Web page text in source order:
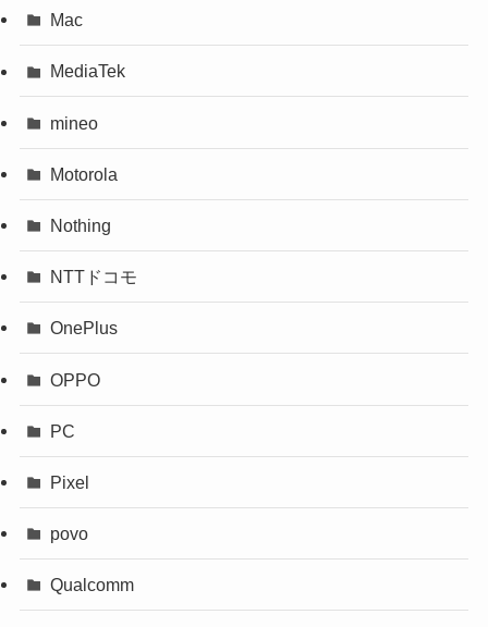
Mac
MediaTek
mineo
Motorola
Nothing
NTTドコモ
OnePlus
OPPO
PC
Pixel
povo
Qualcomm